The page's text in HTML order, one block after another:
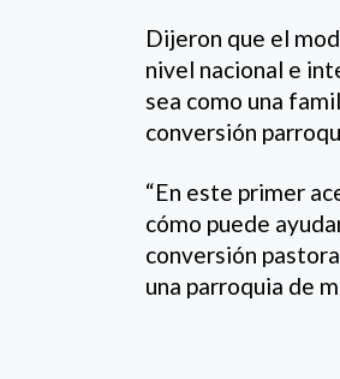
Dijeron que el
nivel nacional e
sea como una
conversión
“En este primer
cómo puede
conversión
una parroquia de